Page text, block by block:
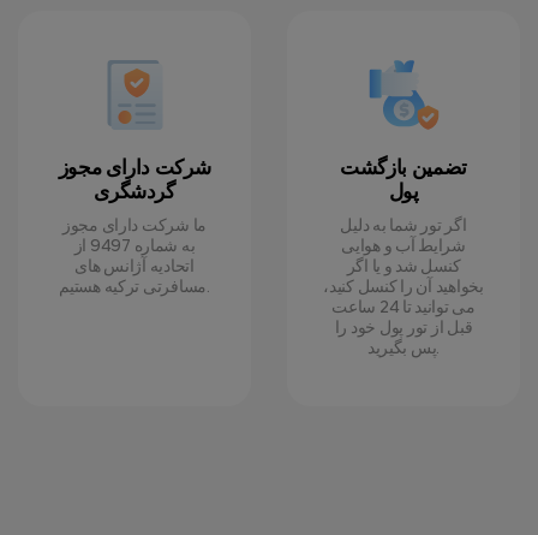
شرکت دارای مجوز
گردشگری
ما شرکت دارای مجوز
به شماره 9497 از
اتحادیه آژانس های
مسافرتی ترکیه هستیم.
تضمین بازگشت
پول
اگر تور شما به دلیل
شرایط آب و هوایی
کنسل شد و یا اگر
بخواهید آن را کنسل کنید،
می توانید تا 24 ساعت
قبل از تور پول خود را
پس بگیرید.